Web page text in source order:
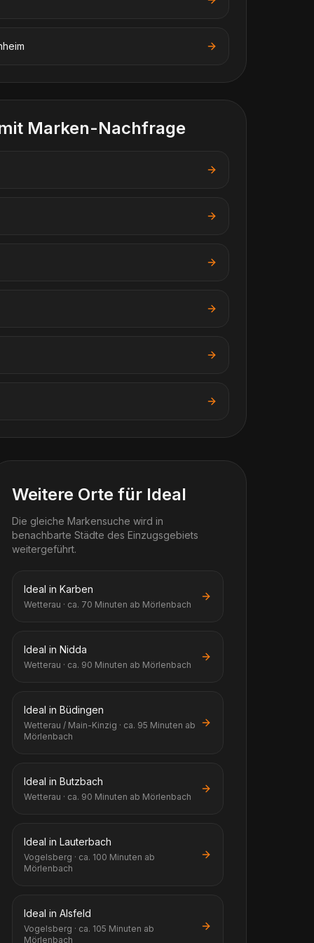
Marken-Nachfrage
Weitere Orte für Ideal
Die gleiche Markensuche wird in
benachbarte Städte des Einzugsgebiets
weitergeführt.
Ideal in Karben
Wetterau · ca. 70 Minuten ab Mörlenbach
Ideal in Nidda
Wetterau · ca. 90 Minuten ab Mörlenbach
Ideal in Büdingen
Wetterau / Main-Kinzig · ca. 95 Minuten ab
Mörlenbach
Ideal in Butzbach
Wetterau · ca. 90 Minuten ab Mörlenbach
Ideal in Lauterbach
Vogelsberg · ca. 100 Minuten ab
Mörlenbach
Ideal in Alsfeld
Vogelsberg · ca. 105 Minuten ab
Mörlenbach